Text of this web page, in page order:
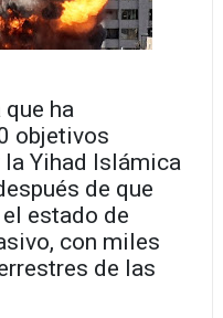
ha
objetivos
Yihad Islámica
de que
estado de
con miles
de las